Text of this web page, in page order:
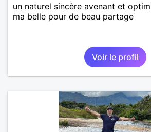
un naturel sincère avenant et
ma belle pour de beau partage
Voir le profil